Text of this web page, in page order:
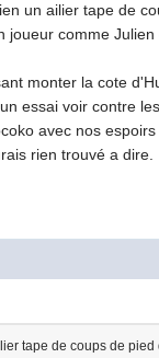
un ailier tape de
comme
monter la cote
essai voir contre
avec nos espoirs
rien trouvé a dire.
tape de coups de